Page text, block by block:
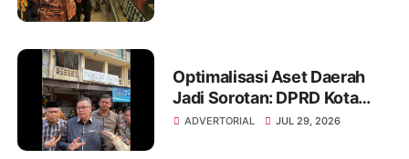
Optimalisasi Aset Daerah
Jadi Sorotan: DPRD Kota
Jambi Temukan Banyak
ADVERTORIAL JUL 29, 2026